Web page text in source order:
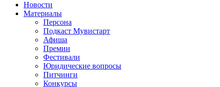
Новости
Материалы
Персона
Подкаст Мувистарт
Афиша
Премии
Фестивали
Юридические вопросы
Питчинги
Конкурсы